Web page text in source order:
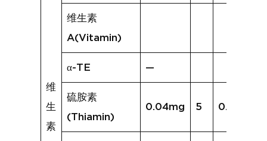
维
生
素
维生素
A(Vitamin)
α-TE —
硫胺素
(Thiamin)
0.04mg 5 0.03mg